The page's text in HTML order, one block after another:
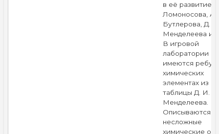
в её развитие
Ломоносова, А.
Бутлерова, Д. И.
Менделеева и
В игровой
лаборатории
имеются
химических
элементах из
таблицы Д. И.
Менделеева.
Описываются
несложные
химические